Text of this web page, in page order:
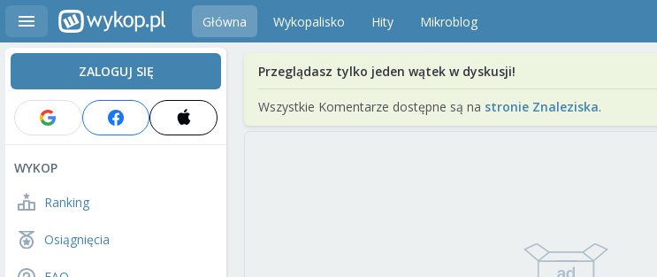
Główna Wykopalisko Hity Mikroblog
ZALOGUJ SIĘ
WYKOP
Ranking
Osiągnięcia
Przeglądasz tylko jeden wątek w dyskusji!
Wszystkie Komentarze dostępne są na stronie Znaleziska.